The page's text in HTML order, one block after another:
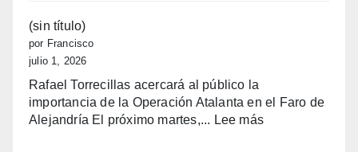
Fester
con
alma
(sin título)
por Francisco
julio 1, 2026
Rafael Torrecillas acercará al público la
importancia de la Operación Atalanta en el Faro de
Alejandría El próximo martes,... Lee más: